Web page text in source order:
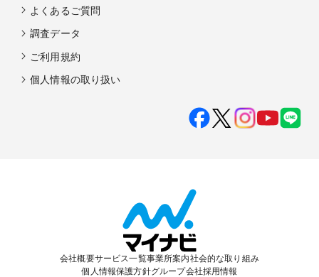
よくあるご質問
調査データ
ご利用規約
個人情報の取り扱い
会社概要サービス一覧事業所案内社会的な取り組み
個人情報保護方針グループ会社採用情報